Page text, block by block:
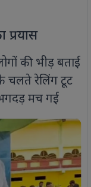
प्रयास
की भीड़ बताई
के चलते रेलिंग टूट
मच गई